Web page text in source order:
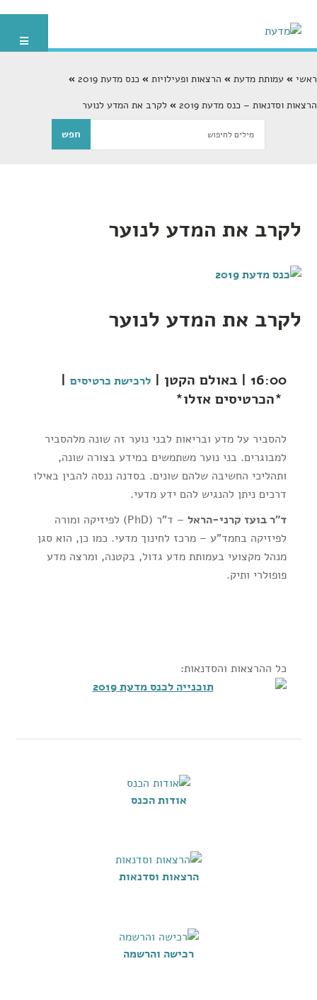
ראשי עמותת מדעת הרצאות ופעילויות
כנס מדעת 2019
הרצאות וסדנאות – כנס מדעת 2019
לקרב את המדע לנוער
לקרב את המדע לנוער
לקרב את המדע לנוער
16:00 | באולם הקטן | לרכישת כרטיסים|
*הכרטיסים אזלו*
להסביר על מדע ובריאות לבני נוער זה שונה מלהסביר
למבוגרים. בני נוער משתמשים במידע בצורה שונה,
ותהליכי החשיבה שלהם שונים. בסדנה ננסה להבין באילו
דרכים ניתן להנגיש להם ידע מדעי.
ד"ר בועז קרני-הראל
– ד"ר (PhD) לפיזיקה ומורה
לפיזיקה בחמד"ע – מרכז לחינוך מדעי. כמו כן, הוא סגן
מנהל מקצועי בעמותת מדע גדול, בקטנה, ומרצה מדע
פופולרי ותיק.
כל ההרצאות והסדנאות:
אודות הכנס
הרצאות וסדנאות
רכישה והרשמה